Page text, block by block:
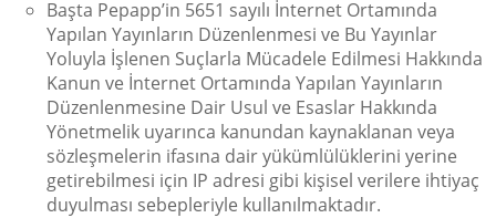
Başta Pepapp’in 5651 sayılı İnternet Ortamında
Yapılan Yayınların Düzenlenmesi ve Bu Yayınlar
Yoluyla İşlenen Suçlarla Mücadele Edilmesi Hakkında
Kanun ve İnternet Ortamında Yapılan Yayınların
Düzenlenmesine Dair Usul ve Esaslar Hakkında
Yönetmelik uyarınca kanundan kaynaklanan veya
sözleşmelerin ifasına dair yükümlülüklerini yerine
getirebilmesi için IP adresi gibi kişisel verilere ihtiyaç
duyulması sebepleriyle kullanılmaktadır.